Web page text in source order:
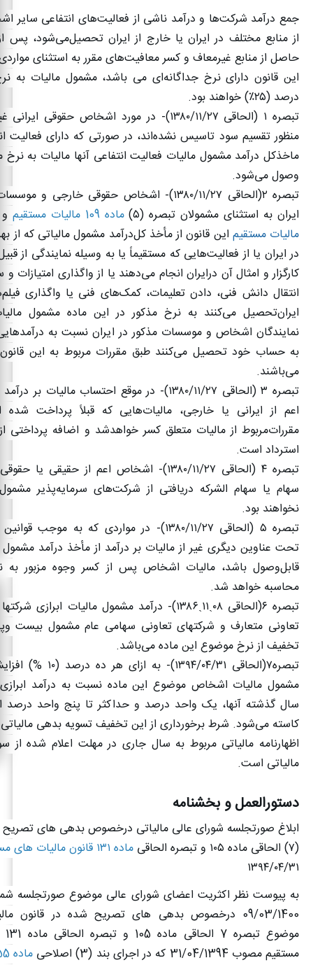
جمع درآمد شرکت‌ها و درآمد ناشی از فعالیت‌های انتفاعی سایر
از منابع مختلف در ایران یا خارج از ایران تحصیل‌می‌شود، پس
حاصل از منابع غیرمعاف و کسر معافیت‌های مقرر به استثنای
این قانون دارای نرخ جداگانه‌ای‌ می‌ باشد، مشمول مالیات به
درصد (۲۵٪) خواهند بود.
تبصره ۱ ( الحاقی ۱۳۸۰/۱۱/۲۷)-
در مورد اشخاص حقوقی ایرانی
منظور تقسیم سود تاسیس نشده‌اند، در صورتی که دارای فعالیت
ماخذ‌کل درآمد مشمول مالیات فعالیت انتفاعی آنها مالیات به نرخ
وصول می‌شود.
تبصره ۲( الحاقی ۱۳۸۰/۱۱/۲۷)-
اشخاص حقوقی خارجی و
ایران به استثنای مشمولان تبصره (۵) ماده 109 مالیات مستقیم
مالیات مستقیم این قانون از مأخذ کل‌درآمد مشمول مالیاتی که از
در ایران یا از فعالیت‌هایی که مستقیماً یا به وسیله نمایندگی از
کارگزار و امثال آن در‌ایران انجام می‌دهند یا از واگذاری امتیازات
انتقال دانش فنی، دادن تعلیمات، کمک‌های فنی یا واگذاری
ایران‌تحصیل می‌کنند به نرخ مذکور در این ماده مشمول
نمایندگان اشخاص و موسسات مذکور در ایران نسبت به
به حساب خود تحصیل می‌کنند طبق مقررات مربوط به این
می‌باشند.
تبصره ۳ ( الحاقی ۱۳۸۰/۱۱/۲۷)-
در موقع احتساب مالیات بر
اعم از ایرانی یا خارجی، مالیات‌هایی که قبلاً پرداخت
مقررات‌مربوط از مالیات متعلق کسر خواهدشد و اضافه پرداختی
استرداد است.
تبصره ۴ ( الحاقی ۱۳۸۰/۱۱/۲۷)-
اشخاص اعم از حقیقی یا
سهام یا سهام الشرکه دریافتی از شرکت‌های سرمایه‌پذیر
نخواهند ‌بود.
تبصره ۵ ( الحاقی ۱۳۸۰/۱۱/۲۷)-
در مواردی که به موجب
تحت عناوین دیگری غیر از مالیات بر درآمد از مأخذ درآمد
قابل‌وصول باشد، مالیات اشخاص پس از کسر وجوه مزبور به
محاسبه خواهد شد.
تبصره ۶( الحاقی۰۸ˏ۱۱ˏ۱۳۸۶)-
درآمد مشمول مالیات ابرازی
تعاونی متعارف و شرکتهای تعاونی سهامی عام مشمول بیست
تخفیف از نرخ موضوع این ماده می‌باشد.
تبصره۷( الحاقی ۱۳۹۴/۰۴/۳۱)- به ازای هر ده‌ درصد (۱۰ %)
مشمول مالیات اشخاص موضوع این ماده نسبت به درآمد
سال گذشته آنها، یک ‌واحد درصد و حداکثر تا پنج ‌واحد درصد
کاسته می‌شود. شرط برخورداری از این تخفیف تسویه بدهی مالیاتی
اظهارنامه مالیاتی مربوط به سال جاری در مهلت اعلام‌ شده از
مالیاتی است.
دستورالعمل و بخشنامه
ابلاغ صورتجلسه شورای عالی مالیاتی درخصوص بدهی های
(۷) الحاقی ماده ۱۰۵ و تبصره الحاقی ماده ۱۳۱ قانون مالیات های مستقیم
۱۳۹۴/۰۴/۳۱
به پیوست نظر اکثریت اعضای شورای عالی موضوع صورتجلسه
09/03/1400 درخصوص بدهی های تصریح شده در قانون
مستقیم مصوب 31/04/1394 که در اجرای بند (3) اصلاحی